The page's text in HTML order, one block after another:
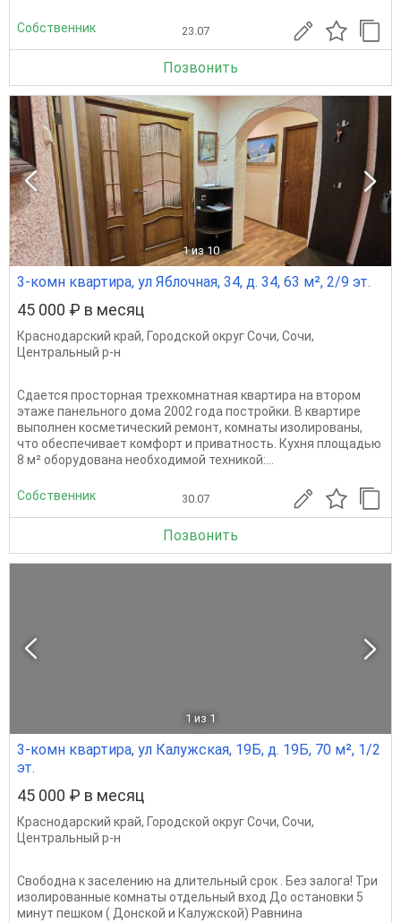
Собственник 23.07
Позвонить
1 из 10
3-комн квартира, ул Яблочная, 34, д. 34, 63 м², 2/9 эт.
45 000 ₽ в месяц
Краснодарский край, Городской округ Сочи, Сочи,
Центральный р-н
Сдается просторная трехкомнатная квартира на втором
этаже панельного дома 2002 года постройки. В квартире
выполнен косметический ремонт, комнаты изолированы,
что обеспечивает комфорт и приватность. Кухня площадью
8 м² оборудована необходимой техникой:...
Собственник 30.07
Позвонить
1 из 1
3-комн квартира, ул Калужская, 19Б, д. 19Б, 70 м², 1/2
эт.
45 000 ₽ в месяц
Краснодарский край, Городской округ Сочи, Сочи,
Центральный р-н
Свободна к заселению на длительный срок . Без залога! Три
изолированные комнаты отдельный вход До остановки 5
минут пешком ( Донской и Калужской) Равнина